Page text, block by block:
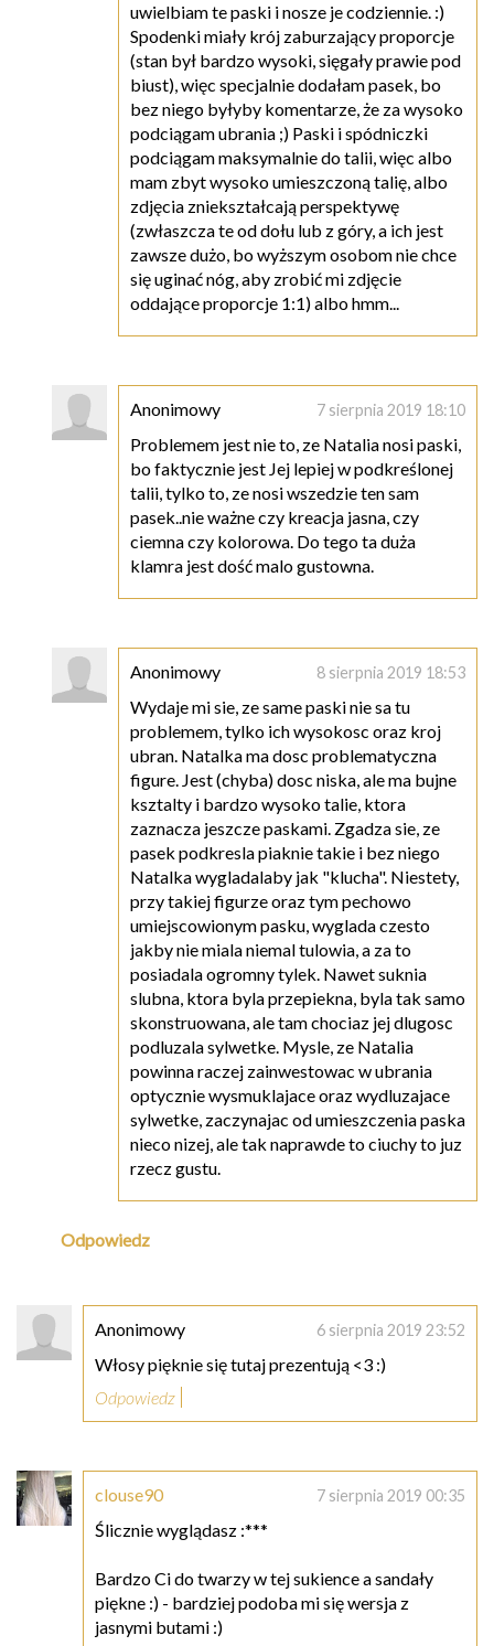
uwielbiam te paski i nosze je codziennie. :)
Spodenki miały krój zaburzający proporcje
(stan był bardzo wysoki, sięgały prawie pod
biust), więc specjalnie dodałam pasek, bo
bez niego byłyby komentarze, że za wysoko
podciągam ubrania ;) Paski i spódniczki
podciągam maksymalnie do talii, więc albo
mam zbyt wysoko umieszczoną talię, albo
zdjęcia zniekształcają perspektywę
(zwłaszcza te od dołu lub z góry, a ich jest
zawsze dużo, bo wyższym osobom nie chce
się uginać nóg, aby zrobić mi zdjęcie
oddające proporcje 1:1) albo hmm...
Anonimowy 7 sierpnia 2019 18:10
Problemem jest nie to, ze Natalia nosi paski,
bo faktycznie jest Jej lepiej w podkreślonej
talii, tylko to, ze nosi wszedzie ten sam
pasek..nie ważne czy kreacja jasna, czy
ciemna czy kolorowa. Do tego ta duża
klamra jest dość malo gustowna.
Anonimowy 8 sierpnia 2019 18:53
Wydaje mi sie, ze same paski nie sa tu
problemem, tylko ich wysokosc oraz kroj
ubran. Natalka ma dosc problematyczna
figure. Jest (chyba) dosc niska, ale ma bujne
ksztalty i bardzo wysoko talie, ktora
zaznacza jeszcze paskami. Zgadza sie, ze
pasek podkresla piaknie takie i bez niego
Natalka wygladalaby jak "klucha". Niestety,
przy takiej figurze oraz tym pechowo
umiejscowionym pasku, wyglada czesto
jakby nie miala niemal tulowia, a za to
posiadala ogromny tylek. Nawet suknia
slubna, ktora byla przepiekna, byla tak samo
skonstruowana, ale tam chociaz jej dlugosc
podluzala sylwetke. Mysle, ze Natalia
powinna raczej zainwestowac w ubrania
optycznie wysmuklajace oraz wydluzajace
sylwetke, zaczynajac od umieszczenia paska
nieco nizej, ale tak naprawde to ciuchy to juz
rzecz gustu.
Odpowiedz
Anonimowy 6 sierpnia 2019 23:52
Włosy pięknie się tutaj prezentują <3 :)
Odpowiedz
clouse90 7 sierpnia 2019 00:35
Ślicznie wyglądasz :***
Bardzo Ci do twarzy w tej sukience a sandały
piękne :) - bardziej podoba mi się wersja z
jasnymi butami :)